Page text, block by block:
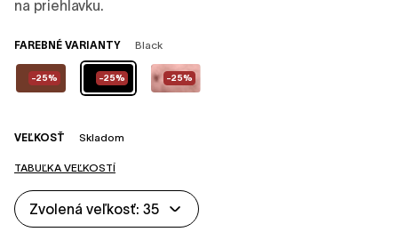
na priehlavku.
FAREBNÉ VARIANTY Black
-25% -25% -25%
VEĽKOSŤ Skladom
TABUĽKA VEĽKOSTÍ
Zvolená veľkosť: 35